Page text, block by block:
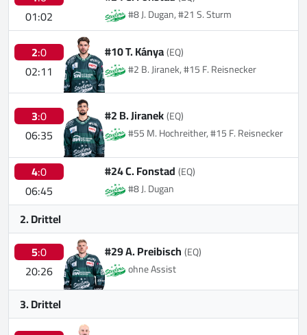
01:02
#8 J. Dugan, #21 S. Sturm
2:0
02:11
#10 T. Kánya(EQ)
#2 B. Jiranek, #15 F. Reisnecker
3:0
06:35
#2 B. Jiranek(EQ)
#55 M. Hochreither, #15 F. Reisnecker
4:0
06:45
#24 C. Fonstad(EQ)
#8 J. Dugan
2. Drittel
5:0
20:26
#29 A. Preibisch(EQ)
ohne Assist
3. Drittel